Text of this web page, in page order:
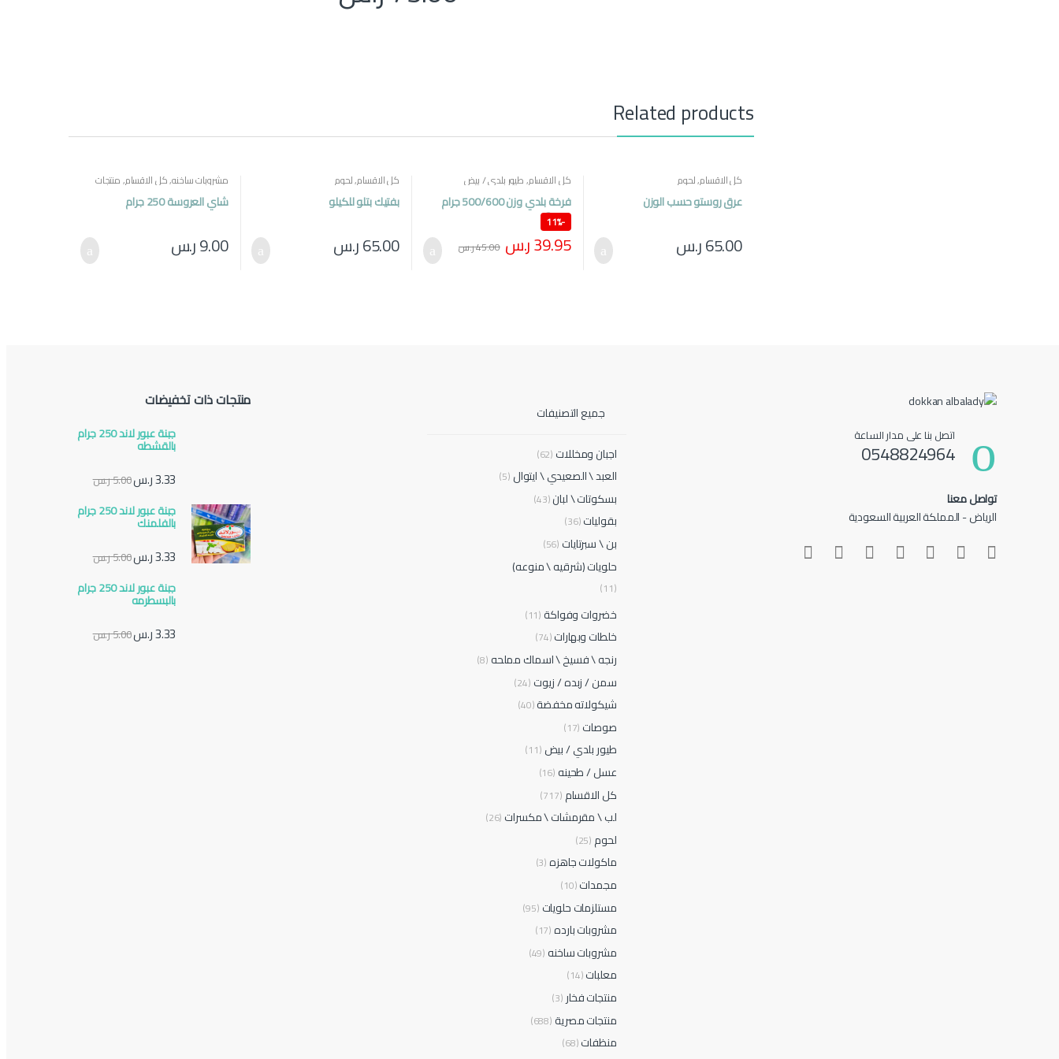
Related products
كل الاقسام,لحوم
عرق روستو حسب الوزن
65.00ر.س
كل الاقسام,طيور بلدي / بيض
فرخة بلدي وزن 500/600 جرام
عدد 2
-
11%
39.95ر.س 45.00ر.س
كل الاقسام,لحوم
بفتيك بتلو للكيلو
65.00ر.س
مشروبات ساخنه,كل الاقسام,منتجات
مصرية
شاي العروسة 250 جرام
9.00ر.س
اتصل بنا على مدار الساعة
0548824964
تواصل معنا
الرياض - المملكة العربية السعودية
جميع التصنيفات
اجبان ومخللات (62)
العبد \ الصعيدي \ ايتوال(5)
بسكوتات \ لبان(43)
بقوليات(36)
بن \ سبرتايات (56)
حلويات (شرقيه \ منوعه)
(11)
خضروات وفواكة(11)
خلطات وبهارات(74)
رنجه \ فسيخ \ اسماك مملحه(8)
سمن / زبده / زيوت (24)
شيكولاته مخفضة(40)
صوصات (17)
طيور بلدي / بيض (11)
عسل / طحينه(16)
كل الاقسام (717)
لب \ مقرمشات \ مكسرات (26)
لحوم (25)
ماكولات جاهزه(3)
مجمدات(10)
مستلزمات حلويات (95)
مشروبات بارده(17)
مشروبات ساخنه(49)
معلبات(14)
منتجات فخار (3)
منتجات مصرية(688)
منظفات(68)
منتجات ذات تخفيضات
جبنة عبور لاند 250 جرام
بالقشطه
3.33ر.س5.00ر.س
جبنة عبور لاند 250 جرام
بالفلمنك
3.33ر.س5.00ر.س
جبنة عبور لاند 250 جرام
بالبسطرمه
3.33ر.س5.00ر.س